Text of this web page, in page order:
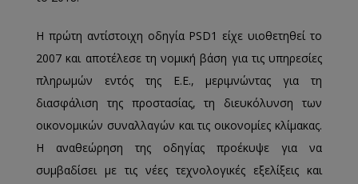
Η πρώτη αντίστοιχη οδηγία PSD1 είχε υιοθετηθεί το
2007 και αποτέλεσε τη νομική βάση για τις υπηρεσίες
πληρωμών εντός της Ε.Ε., μεριμνώντας για τη
διασφάλιση της προστασίας, τη διευκόλυνση των
οικονομικών συναλλαγών και τις οικονομίες κλίμακας.
Η αναθεώρηση της οδηγίας προέκυψε για να
συμβαδίσει με τις νέες τεχνολογικές εξελίξεις και